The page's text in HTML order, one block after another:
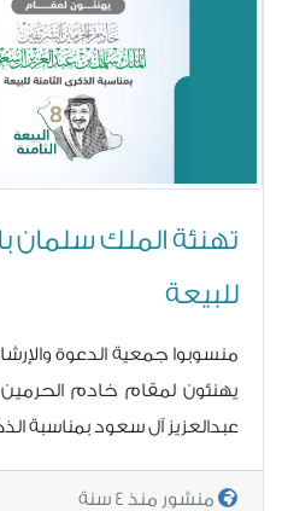
تهنئة الملك سلمان
للبيعة
منسوبوا جمعية الدعوة
يهنئون لمقام خادم
عبدالعزيز آل سعود بمناسبة
منشور منذ 4 سنة